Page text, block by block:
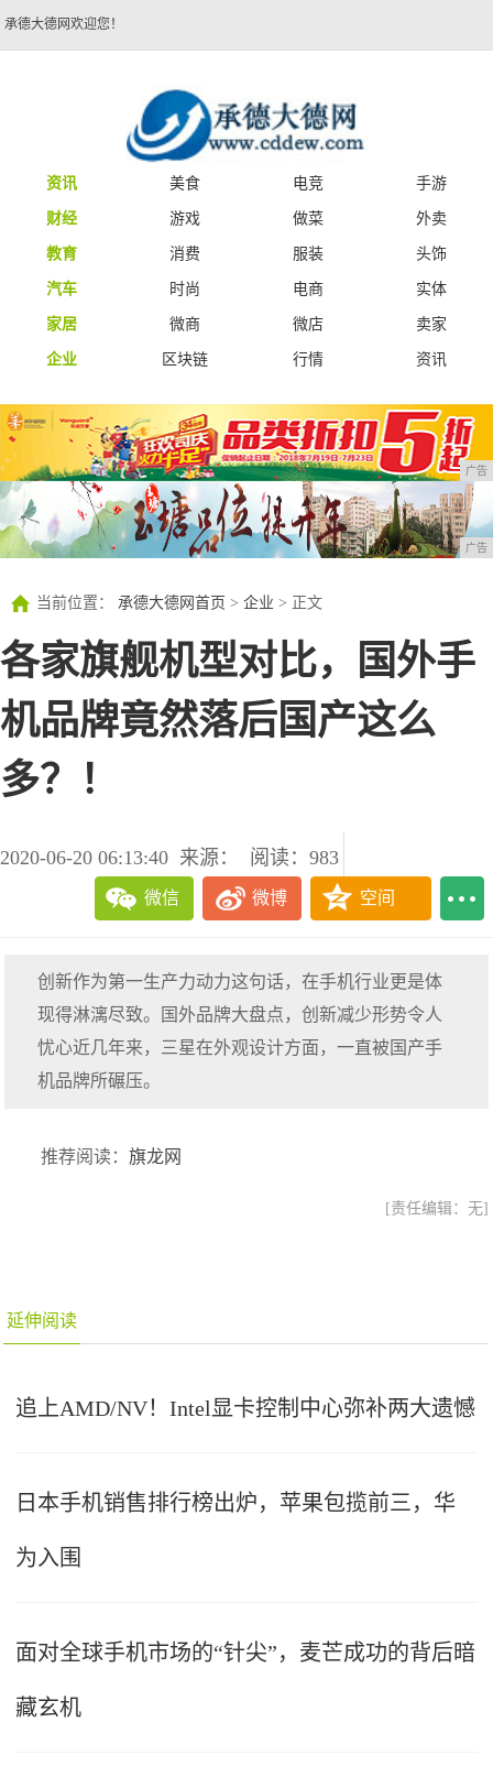
承德大德网欢迎您！
资讯 美食 电竞
手游
财经
游戏 做菜
外卖
教育
消费 服装
头饰
汽车
时尚 电商
实体
家居
微商 微店
卖家
企业
区块链 行情 资讯
广告
广告
当前位置： 承德大德网首页 > 企业 > 正文
各家旗舰机型对比，国外手
机品牌竟然落后国产这么
多？！
2020-06-20 06:13:40 来源： 阅读：983
微信 微博 空间
创新作为第一生产力动力这句话，在手机行业更是体
现得淋漓尽致。国外品牌大盘点，创新减少形势令人
忧心近几年来，三星在外观设计方面，一直被国产手
机品牌所碾压。
推荐阅读：旗龙网
[责任编辑：无]
延伸阅读
追上AMD/NV！Intel显卡控制中心弥补两大遗憾
日本手机销售排行榜出炉，苹果包揽前三，华
为入围
面对全球手机市场的“针尖”，麦芒成功的背后暗
藏玄机